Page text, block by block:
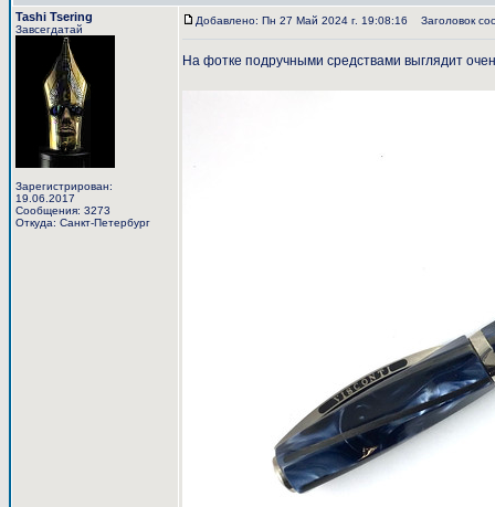
Tashi Tsering
Завсегдатай
Зарегистрирован:
19.06.2017
Сообщения: 3273
Откуда: Санкт-Петербург
Добавлено: Пн 27 Май 2024 г. 19:08:16 Заголовок
На фотке подручными средствами выглядит